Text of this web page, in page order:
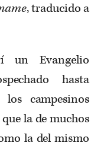
, traducido a
un Evangelio
hasta
campesinos
la de muchos
la del mismo